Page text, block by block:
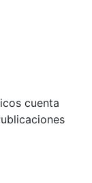
cuenta